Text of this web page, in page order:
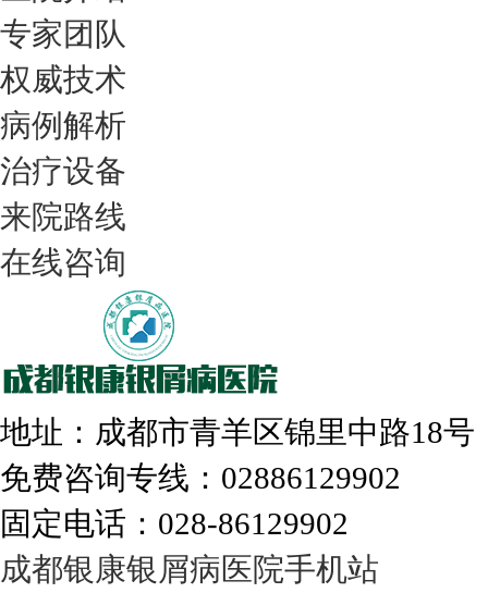
我们只治银屑病，我们在成都坐诊
308nm激光：银屑病治疗更高效
走进成都：满足您的治愈需求
专家团队
权威技术
病例解析
治疗设备
来院路线
在线咨询
地址：成都市青羊区锦里中路18
免费咨询专线：02886129902
固定电话：028-86129902
成都银康银屑病医院手机站